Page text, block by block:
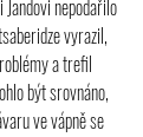
nepodařilo
vyrazil,
a trefil
být srovnáno,
ve vápně se